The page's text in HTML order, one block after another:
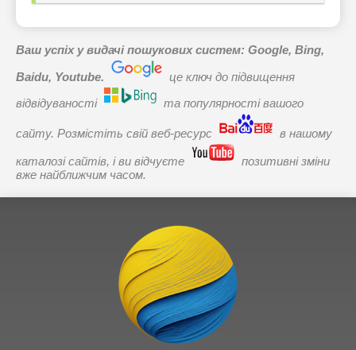
Ваш успіх у видачі пошукових систем: Google, Bing,
Baidu, Youtube.
це ключ до підвищення
відвідуваності
та популярності вашого
сайту. Розмістіть свій веб-ресурс в нашому
каталозі сайтів, і ви відчуєте
позитивні зміни
вже найближчим часом.